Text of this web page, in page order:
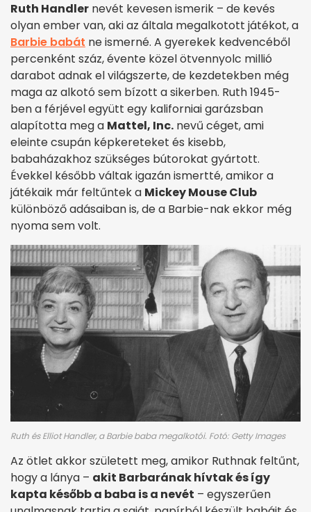
Ruth Handler nevét kevesen ismerik – de kevés
olyan ember van, aki az általa megalkotott játékot, a
Barbie babát ne ismerné. A gyerekek kedvencéből
percenként száz, évente közel ötvennyolc millió
darabot adnak el világszerte, de kezdetekben még
maga az alkotó sem bízott a sikerben. Ruth 1945-
ben a férjével együtt egy kaliforniai garázsban
alapította meg a Mattel, Inc. nevű céget, ami
eleinte csupán képkereteket és kisebb,
babaházakhoz szükséges bútorokat gyártott.
Évekkel később váltak igazán ismertté, amikor a
játékaik már feltűntek a Mickey Mouse Club
különböző adásaiban is, de a Barbie-nak ekkor még
nyoma sem volt.
Ruth és Elliot Handler, a Barbie baba megalkotói. Fotó: Getty Images
Az ötlet akkor született meg, amikor Ruthnak feltűnt,
hogy a lánya – akit Barbarának hívtak és így
kapta később a baba is a nevét – egyszerűen